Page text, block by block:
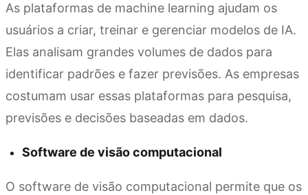
As plataformas de machine learning ajudam os
usuários a criar, treinar e gerenciar modelos de IA.
Elas analisam grandes volumes de dados para
identificar padrões e fazer previsões. As empresas
costumam usar essas plataformas para pesquisa,
previsões e decisões baseadas em dados.
Software de visão computacional
O software de visão computacional permite que os